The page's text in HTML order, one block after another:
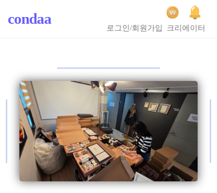
condaa
로그인/회원가입 크리에이터